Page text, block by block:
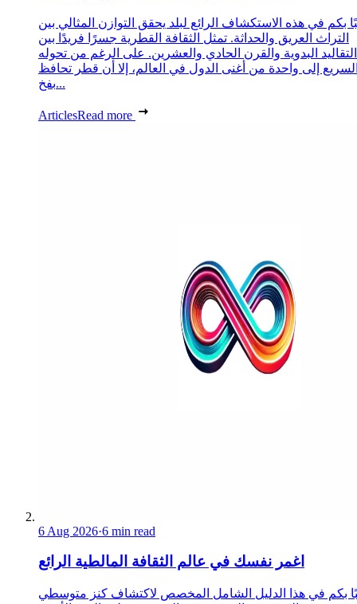
بكم في هذه الاستكشاف الرائع لبلد يحقق التوازن المثالي بين
التراث العريق والحداثة. تمثل الثقافة القطرية جسرًا فريدًا بين
التقاليد البدوية والقرن الحادي والعشرين. على الرغم من تحوله
إلى واحدة من أغنى الدول في العالم، إلا أن قطر تحافظ
بفخ...
ArticlesRead more
6 Aug 2026·6 min read
اغمر نفسك في عالم الثقافة المالطية الرائع
بكم في هذا الدليل الشامل المخصص لاكتشاف كنز متوسطي